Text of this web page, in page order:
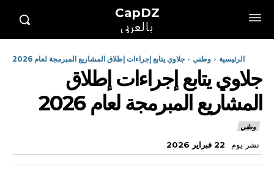
CapDZ
بالعربي
الرئيسية وطني جلاوي يتابع إجراءات إطلاق المشاريع المبرمجة لعام 2026
جلاوي يتابع إجراءات إطلاق
المشاريع المبرمجة لعام 2026
وطني
نشر يوم 22 فبراير 2026